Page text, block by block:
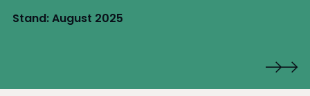
Stand: August 2025